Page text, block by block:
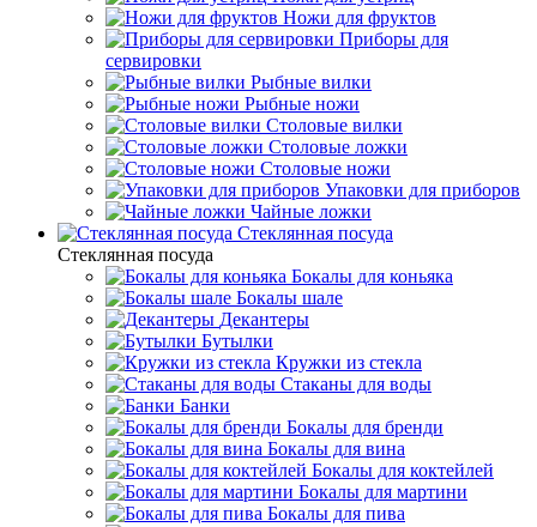
Ножи для фруктов
Приборы для
сервировки
Рыбные вилки
Рыбные ножи
Столовые вилки
Столовые ложки
Столовые ножи
Упаковки для приборов
Чайные ложки
Стеклянная посуда
Стеклянная посуда
Бокалы для коньяка
Бокалы шале
Декантеры
Бутылки
Кружки из стекла
Стаканы для воды
Банки
Бокалы для бренди
Бокалы для вина
Бокалы для коктейлей
Бокалы для мартини
Бокалы для пива